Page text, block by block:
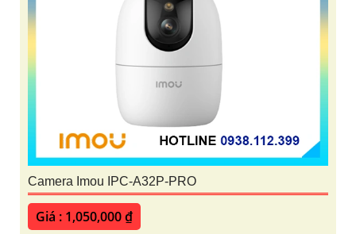
Camera Imou IPC-A32P-PRO
Giá : 1,050,000 ₫